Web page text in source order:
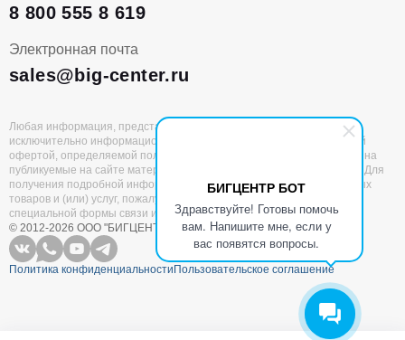
БИГЦЕНТР БОТ
Здравствуйте! Готовы помочь
вам. Напишите мне, если у
вас появятся вопросы.
8 800 555 8 619
Электронная почта
sales@big-center.ru
Любая информация, представленная на данном сайте, носит
исключительно информационный характер и не является публичной
офертой, определяемой положениями статьи 437 ГК РФ. Все права на
публикуемые на сайте материалы принадлежат ООО «БИГЦЕНТР». Для
получения подробной информации о наличии и стоимости указанных
товаров и (или) услуг, пожалуйста, обращайтесь к нам с помощью
специальной формы связи или по единому номеру 8 (800) 555 8 619
© 2012-2026 ООО "БИГЦЕНТР"
Все права защищены
Политика конфиденциальности Пользовательское соглашение